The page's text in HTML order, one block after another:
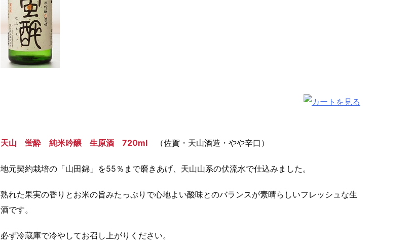
天山 蛍酔 純米吟醸 生原酒 720ml （佐賀・天山酒造・やや辛口）
地元契約栽培の「山田錦」を55％まで磨きあげ、天山山系の伏流水で仕込みました。
熟れた果実の香りとお米の旨みたっぷりで心地よい酸味とのバランスが素晴らしいフレッシュな生
酒です。
必ず冷蔵庫で冷やしてお召し上がりください。